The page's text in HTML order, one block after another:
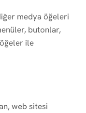
medya öğeleri
butonlar,
ile
web sitesi